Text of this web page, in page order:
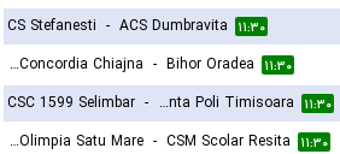
CS Stefanesti - ACS Dumbravita ۱۱:۳۰
CS Concordia Chiajna
- Bihor Oradea ۱۱:۳۰
CSC 1599 Selimbar - ACS Stinta Poli Timisoara ۱۱:۳۰
CSM Olimpia Satu Mare
- CSM Scolar Resita ۱۱:۳۰